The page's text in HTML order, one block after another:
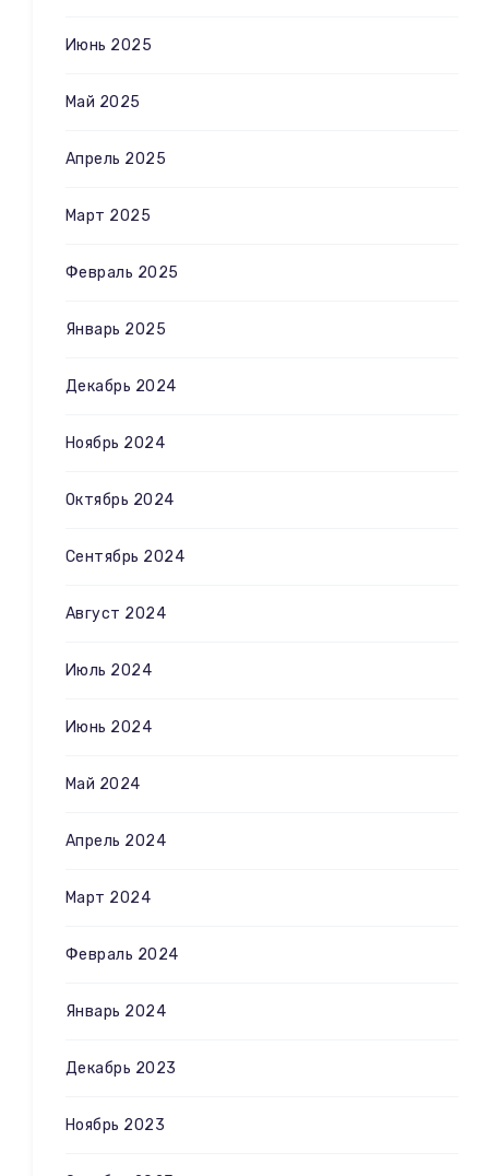
Июнь 2025
Май 2025
Апрель 2025
Март 2025
Февраль 2025
Январь 2025
Декабрь 2024
Ноябрь 2024
Октябрь 2024
Сентябрь 2024
Август 2024
Июль 2024
Июнь 2024
Май 2024
Апрель 2024
Март 2024
Февраль 2024
Январь 2024
Декабрь 2023
Ноябрь 2023